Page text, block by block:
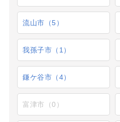
流山市（5）
我孫子市（1）
鎌ケ谷市（4）
富津市（0）